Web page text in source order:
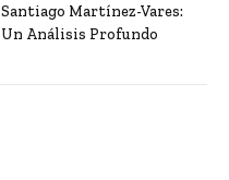
Santiago Martínez-Vares:
Un Análisis Profundo